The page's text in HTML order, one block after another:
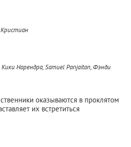
Нарендра, Samuel Panjaitan, Фэнди
оказываются в проклятом
их встретиться